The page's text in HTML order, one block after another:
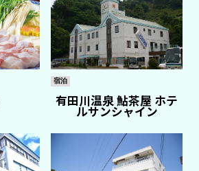
宿泊
有田川温泉 鮎茶屋 ホテ
ルサンシャイン